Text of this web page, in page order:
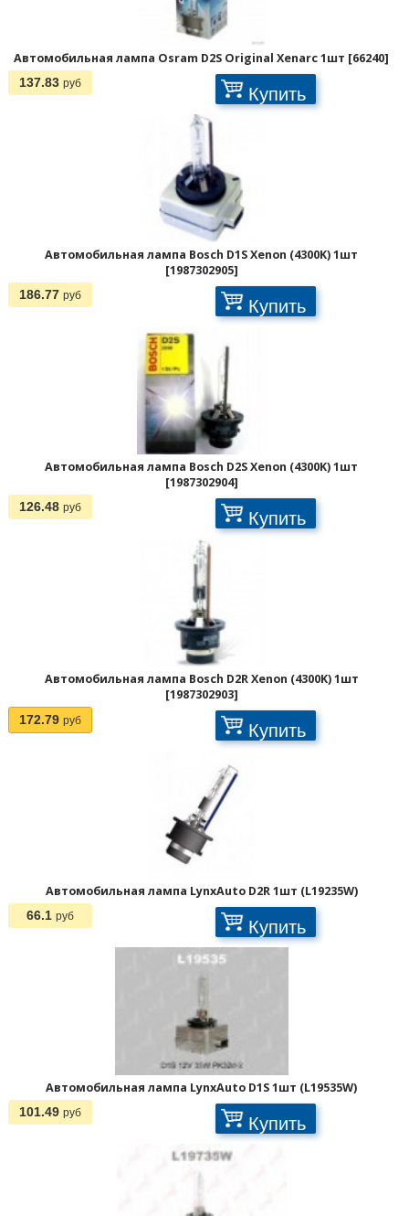
Автомобильная лампа Osram D2S Original Xenarc 1шт [66240]
137.83 руб Купить
Автомобильная лампа Bosch D1S Xenon (4300K) 1шт
[1987302905]
186.77 руб Купить
Автомобильная лампа Bosch D2S Xenon (4300K) 1шт
[1987302904]
126.48 руб Купить
Автомобильная лампа Bosch D2R Xenon (4300K) 1шт
[1987302903]
172.79 руб Купить
Автомобильная лампа LynxAuto D2R 1шт (L19235W)
66.1 руб Купить
Автомобильная лампа LynxAuto D1S 1шт (L19535W)
101.49 руб Купить
Отображать по:
1 2